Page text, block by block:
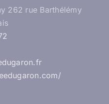
262 rue Barthélémy